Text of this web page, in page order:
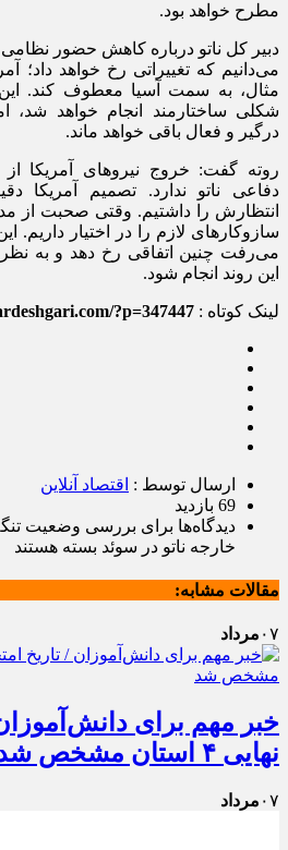
مطرح خواهد بود.
دبیر کل ناتو درباره کاهش حضور نظامی
می‌دانیم که تغییراتی رخ خواهد داد؛
مثال، به سمت آسیا معطوف کند.
شکلی ساختارمند انجام خواهد شد،
درگیر و فعال باقی خواهد ماند.
روته گفت: خروج نیرو‌های آمریکا از
دفاعی ناتو ندارد. تصمیم آمریکا
انتظارش را داشتیم. وقتی صحبت از
سازوکار‌های لازم را در اختیار داریم.
می‌رفت چنین اتفاقی رخ دهد و به
این روند انجام شود.
لینک کوتاه : ?p=347447
ارسال توسط : اقتصاد آنلاین
69 بازدید
دیدگاه‌ها برای بررسی وضعیت
خارجه ناتو در سوئد بسته هستند
مقالات مشابه:
۰۷ مرداد
خبر مهم برای
نهایی ۴ استان مشخص شد
۰۷ مرداد